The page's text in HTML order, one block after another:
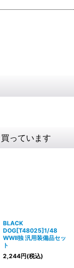
っています
BLACK
DOG[T48025]1/48
WWII独 汎用装備品セッ
ト
2,244円(税込)